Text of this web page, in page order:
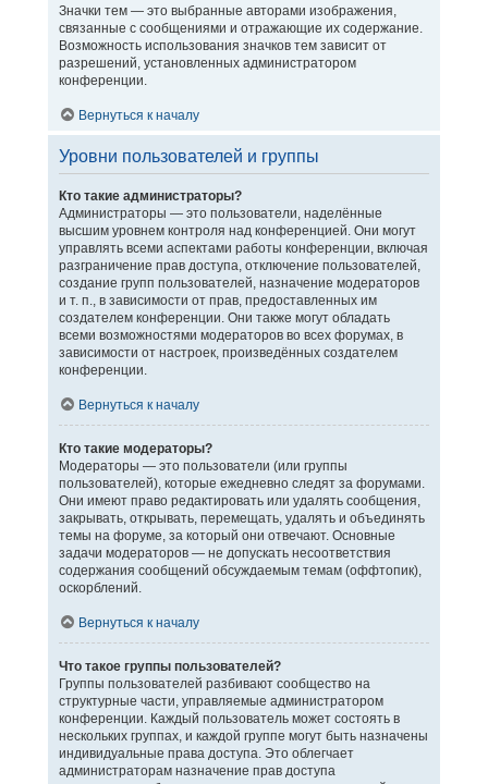
Значки тем — это выбранные авторами изображения,
связанные с сообщениями и отражающие их содержание.
Возможность использования значков тем зависит от
разрешений, установленных администратором
конференции.
Вернуться к началу
Уровни пользователей и группы
Кто такие администраторы?
Администраторы — это пользователи, наделённые
высшим уровнем контроля над конференцией. Они могут
управлять всеми аспектами работы конференции, включая
разграничение прав доступа, отключение пользователей,
создание групп пользователей, назначение модераторов
и т. п., в зависимости от прав, предоставленных им
создателем конференции. Они также могут обладать
всеми возможностями модераторов во всех форумах, в
зависимости от настроек, произведённых создателем
конференции.
Вернуться к началу
Кто такие модераторы?
Модераторы — это пользователи (или группы
пользователей), которые ежедневно следят за форумами.
Они имеют право редактировать или удалять сообщения,
закрывать, открывать, перемещать, удалять и объединять
темы на форуме, за который они отвечают. Основные
задачи модераторов — не допускать несоответствия
содержания сообщений обсуждаемым темам (оффтопик),
оскорблений.
Вернуться к началу
Что такое группы пользователей?
Группы пользователей разбивают сообщество на
структурные части, управляемые администратором
конференции. Каждый пользователь может состоять в
нескольких группах, и каждой группе могут быть назначены
индивидуальные права доступа. Это облегчает
администраторам назначение прав доступа